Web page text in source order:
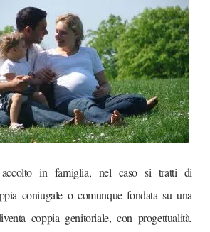
in famiglia, nel caso si tratti di
coniugale o comunque fondata su una
coppia genitoriale, con progettualità,